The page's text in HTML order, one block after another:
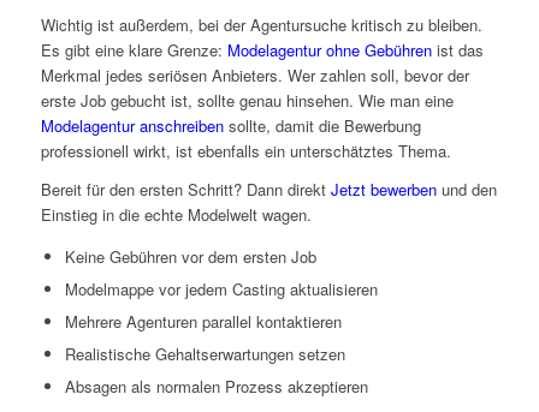
Wichtig ist außerdem, bei der Agentursuche kritisch zu bleiben.
Es gibt eine klare Grenze: Modelagentur ohne Gebührenist das
Merkmal jedes seriösen Anbieters. Wer zahlen soll, bevor der
erste Job gebucht ist, sollte genau hinsehen. Wie man eine
Modelagentur anschreibensollte, damit die Bewerbung
professionell wirkt, ist ebenfalls ein unterschätztes Thema.
Bereit für den ersten Schritt? Dann direkt Jetzt bewerbenund den
Einstieg in die echte Modelwelt wagen.
Keine Gebühren vor dem ersten Job
Modelmappe vor jedem Casting aktualisieren
Mehrere Agenturen parallel kontaktieren
Realistische Gehaltserwartungen setzen
Absagen als normalen Prozess akzeptieren